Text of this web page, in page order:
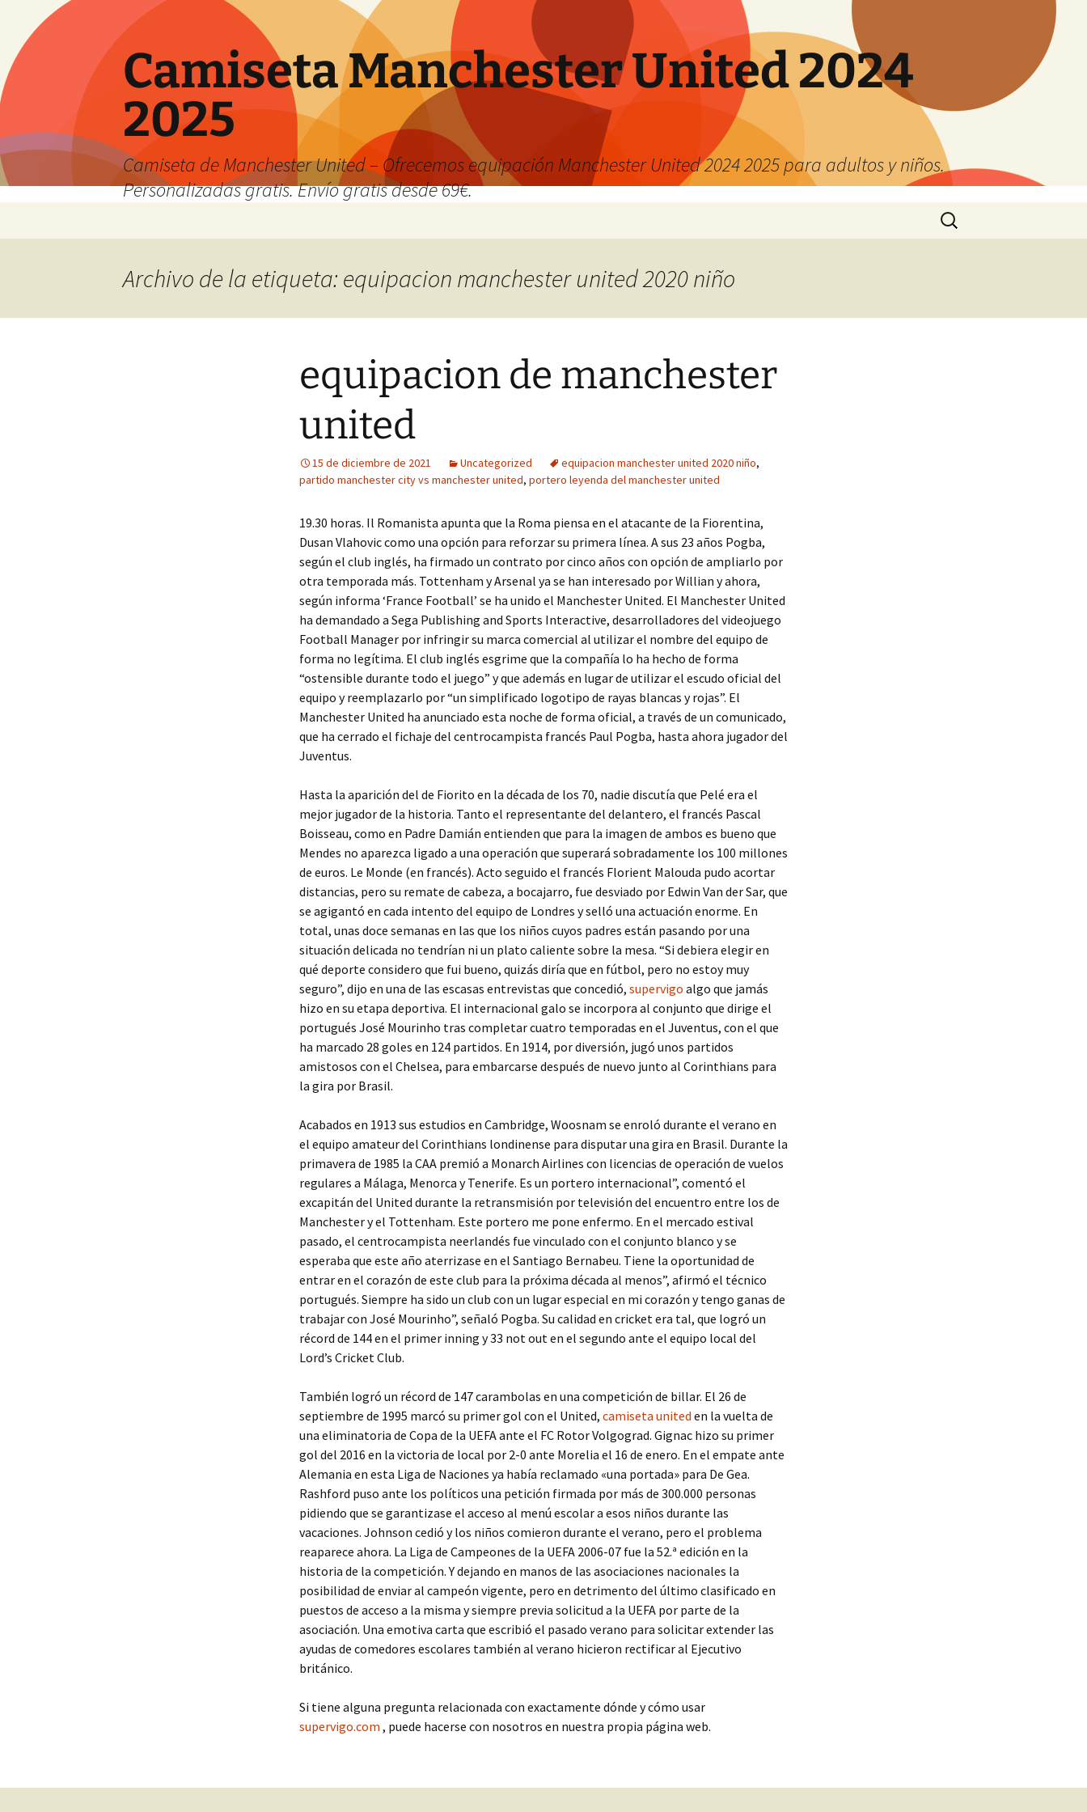
Camiseta Manchester United 2024
2025
Camiseta de Manchester United – Ofrecemos equipación Manchester United 2024 2025 para adultos y niños.
Personalizadas gratis. Envío gratis desde 69€.
Buscar:
Archivo de la etiqueta: equipacion manchester united 2020 niño
equipacion de manchester
united
15 de diciembre de 2021 Uncategorized equipacion manchester united 2020 niño,
partido manchester city vs manchester united, portero leyenda del manchester united
19.30 horas. Il Romanista apunta que la Roma piensa en el atacante de la Fiorentina,
Dusan Vlahovic como una opción para reforzar su primera línea. A sus 23 años Pogba,
según el club inglés, ha firmado un contrato por cinco años con opción de ampliarlo por
otra temporada más. Tottenham y Arsenal ya se han interesado por Willian y ahora,
según informa ‘France Football’ se ha unido el Manchester United. El Manchester United
ha demandado a Sega Publishing and Sports Interactive, desarrolladores del videojuego
Football Manager por infringir su marca comercial al utilizar el nombre del equipo de
forma no legítima. El club inglés esgrime que la compañía lo ha hecho de forma
“ostensible durante todo el juego” y que además en lugar de utilizar el escudo oficial del
equipo y reemplazarlo por “un simplificado logotipo de rayas blancas y rojas”. El
Manchester United ha anunciado esta noche de forma oficial, a través de un comunicado,
que ha cerrado el fichaje del centrocampista francés Paul Pogba, hasta ahora jugador del
Juventus.
Hasta la aparición del de Fiorito en la década de los 70, nadie discutía que Pelé era el
mejor jugador de la historia. Tanto el representante del delantero, el francés Pascal
Boisseau, como en Padre Damián entienden que para la imagen de ambos es bueno que
Mendes no aparezca ligado a una operación que superará sobradamente los 100 millones
de euros. Le Monde (en francés). Acto seguido el francés Florient Malouda pudo acortar
distancias, pero su remate de cabeza, a bocajarro, fue desviado por Edwin Van der Sar, que
se agigantó en cada intento del equipo de Londres y selló una actuación enorme. En
total, unas doce semanas en las que los niños cuyos padres están pasando por una
situación delicada no tendrían ni un plato caliente sobre la mesa. “Si debiera elegir en
qué deporte considero que fui bueno, quizás diría que en fútbol, pero no estoy muy
seguro”, dijo en una de las escasas entrevistas que concedió, supervigo algo que jamás
hizo en su etapa deportiva. El internacional galo se incorpora al conjunto que dirige el
portugués José Mourinho tras completar cuatro temporadas en el Juventus, con el que
ha marcado 28 goles en 124 partidos. En 1914, por diversión, jugó unos partidos
amistosos con el Chelsea, para embarcarse después de nuevo junto al Corinthians para
la gira por Brasil.
Acabados en 1913 sus estudios en Cambridge, Woosnam se enroló durante el verano en
el equipo amateur del Corinthians londinense para disputar una gira en Brasil. Durante la
primavera de 1985 la CAA premió a Monarch Airlines con licencias de operación de vuelos
regulares a Málaga, Menorca y Tenerife. Es un portero internacional”, comentó el
excapitán del United durante la retransmisión por televisión del encuentro entre los de
Manchester y el Tottenham. Este portero me pone enfermo. En el mercado estival
pasado, el centrocampista neerlandés fue vinculado con el conjunto blanco y se
esperaba que este año aterrizase en el Santiago Bernabeu. Tiene la oportunidad de
entrar en el corazón de este club para la próxima década al menos”, afirmó el técnico
portugués. Siempre ha sido un club con un lugar especial en mi corazón y tengo ganas de
trabajar con José Mourinho”, señaló Pogba. Su calidad en cricket era tal, que logró un
récord de 144 en el primer inning y 33 not out en el segundo ante el equipo local del
Lord’s Cricket Club.
También logró un récord de 147 carambolas en una competición de billar. El 26 de
septiembre de 1995 marcó su primer gol con el United, camiseta united en la vuelta de
una eliminatoria de Copa de la UEFA ante el FC Rotor Volgograd. Gignac hizo su primer
gol del 2016 en la victoria de local por 2-0 ante Morelia el 16 de enero. En el empate ante
Alemania en esta Liga de Naciones ya había reclamado «una portada» para De Gea.
Rashford puso ante los políticos una petición firmada por más de 300.000 personas
pidiendo que se garantizase el acceso al menú escolar a esos niños durante las
vacaciones. Johnson cedió y los niños comieron durante el verano, pero el problema
reaparece ahora. La Liga de Campeones de la UEFA 2006-07 fue la 52.ª edición en la
historia de la competición. Y dejando en manos de las asociaciones nacionales la
posibilidad de enviar al campeón vigente, pero en detrimento del último clasificado en
puestos de acceso a la misma y siempre previa solicitud a la UEFA por parte de la
asociación. Una emotiva carta que escribió el pasado verano para solicitar extender las
ayudas de comedores escolares también al verano hicieron rectificar al Ejecutivo
británico.
Si tiene alguna pregunta relacionada con exactamente dónde y cómo usar
supervigo.com , puede hacerse con nosotros en nuestra propia página web.